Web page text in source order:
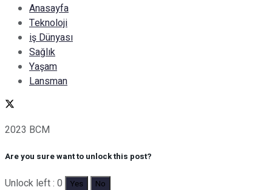
Anasayfa
Teknoloji
iş Dünyası
Sağlık
Yaşam
Lansman
2023 BCM
Are you sure want to unlock this post?
Unlock left : 0 Yes No